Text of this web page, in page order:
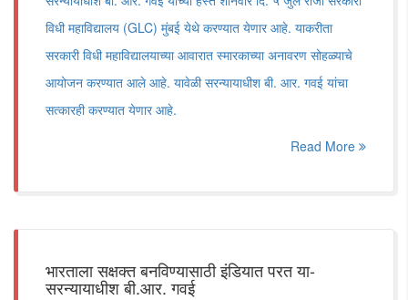
विधी महाविद्यालय (GLC) मुंबई येथे करण्यात येणार आहे. याकरीता
सरकारी विधी महाविद्यालयाच्या आवारात स्मारकाच्या अनावरण सोहळ्याचे
आयोजन करण्यात आले आहे. यावेळी सरन्यायाधीश बी. आर. गवई यांचा
सत्कारही करण्यात येणार आहे.
Read More
भारताला सक्षक्त बनविण्यासाठी इंडियात परत या-
सरन्यायाधीश बी.आर. गवई